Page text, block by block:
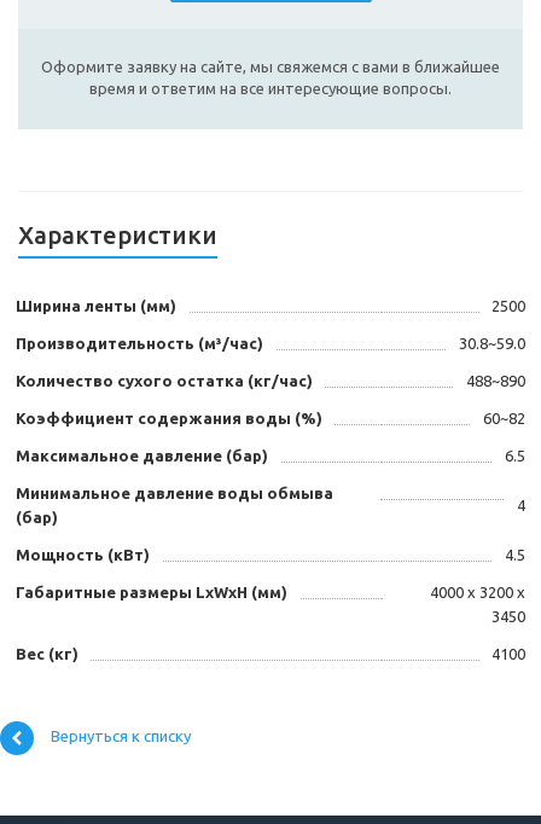
Оформите заявку на сайте, мы свяжемся с вами в ближайшее
время и ответим на все интересующие вопросы.
Характеристики
Ширина ленты (мм) 2500
Производительность (м³/час) 30.8~59.0
Количество сухого остатка (кг/час) 488~890
Коэффициент содержания воды (%) 60~82
Максимальное давление (бар) 6.5
Минимальное давление воды обмыва
(бар)
4
Мощность (кВт) 4.5
Габаритные размеры LxWxH (мм)
4000 x 3200 x
3450
Вес (кг) 4100
Вернуться к списку